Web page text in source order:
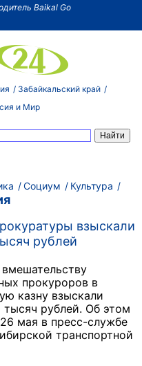
Baikal Go
Забайкальский край
и Мир
Социум
Культура
взыскали
рублей
прокуроров в
казну взыскали
рублей. Об этом
мая в пресс-службе
транспортной